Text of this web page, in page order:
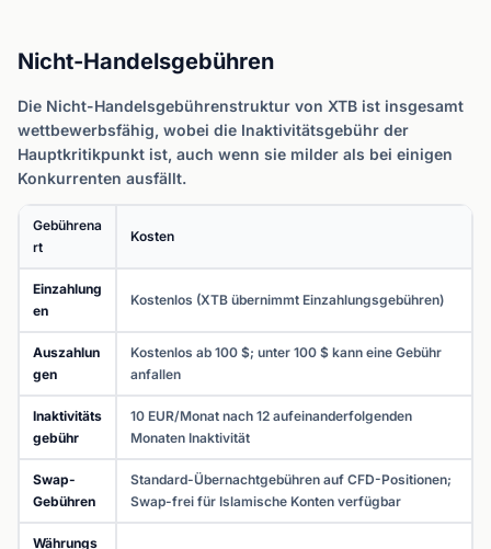
Nicht-Handelsgebühren
Die Nicht-Handelsgebührenstruktur von XTB ist insgesamt
wettbewerbsfähig, wobei die Inaktivitätsgebühr der
Hauptkritikpunkt ist, auch wenn sie milder als bei einigen
Konkurrenten ausfällt.
Gebührena
rt
Kosten
Einzahlung
en
Kostenlos (XTB übernimmt Einzahlungsgebühren)
Auszahlun
gen
Kostenlos ab 100 $; unter 100 $ kann eine Gebühr
anfallen
Inaktivitäts
gebühr
10 EUR/Monat nach 12 aufeinanderfolgenden
Monaten Inaktivität
Swap-
Gebühren
Standard-Übernachtgebühren auf CFD-Positionen;
Swap-frei für Islamische Konten verfügbar
Währungs